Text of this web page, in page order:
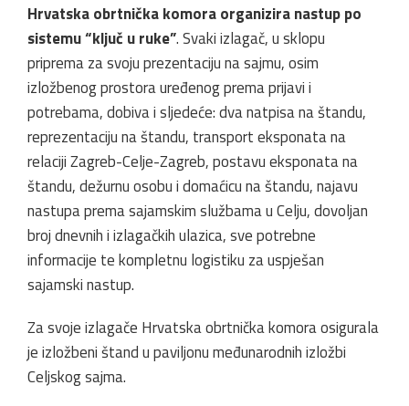
Hrvatska obrtnička komora organizira nastup po
sistemu “ključ u ruke”. Svaki izlagač, u sklopu
priprema za svoju prezentaciju na sajmu, osim
izložbenog prostora uređenog prema prijavi i
potrebama, dobiva i sljedeće: dva natpisa na štandu,
reprezentaciju na štandu, transport eksponata na
relaciji Zagreb-Celje-Zagreb, postavu eksponata na
štandu, dežurnu osobu i domaćicu na štandu, najavu
nastupa prema sajamskim službama u Celju, dovoljan
broj dnevnih i izlagačkih ulazica, sve potrebne
informacije te kompletnu logistiku za uspješan
sajamski nastup.
Za svoje izlagače Hrvatska obrtnička komora osigurala
je izložbeni štand u paviljonu međunarodnih izložbi
Celjskog sajma.